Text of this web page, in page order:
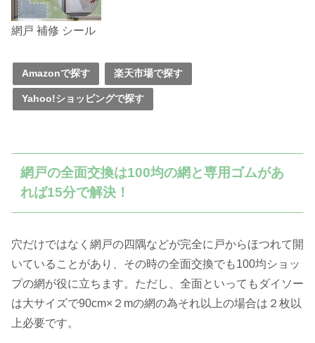
網戸 補修 シール
Amazonで探す 楽天市場で探す
Yahoo!ショッピングで探す
網戸の全面交換は100均の網と専用ゴムがあ
れば15分で解決！
穴だけではなく網戸の四隅などが完全に戸からほつれて開
いていることがあり、その時の全面交換でも100均ショッ
プの網が役に立ちます。ただし、全面といってもダイソー
は大サイズで90cm×２mの網の為それ以上の場合は２枚以
上必要です。